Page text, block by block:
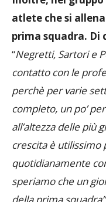
Inoltre, nel
atlete che si
prima squadra. Di
Negretti, Sartori e
contatto con le
perchè per varie
completo, un po’
all’altezza delle più
crescita è
quotidianamente
speriamo che un